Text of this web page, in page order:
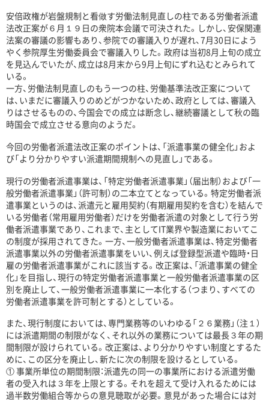
安倍政権が岩盤規制と看做す労働法制見直しの柱である労働者派遣
法改正案が６月１９日の衆院本会議で可決された。しかし、安保関連
法案の審議の影響もあり、参院での審議入りが遅れ、7月30日によう
やく参院厚生労働委員会で審議入りした。政府は当初8月上旬の成立
を見込んでいたが、成立は8月末から9月上旬にずれ込むとみられて
いる。
一方、労働法制見直しのもう一つの柱、労働基準法改正案について
は、いまだに審議入りのめどがつかないため、政府としては、審議入
りはさせるものの、今国会での成立は断念し、継続審議として秋の臨
時国会で成立させる意向のようだ。
今回の労働者派遣法改正案のポイントは、「派遣事業の健全化」およ
び「より分かりやすい派遣期間規制への見直し」である。
現行の労働者派遣事業は、「特定労働者派遣事業」（届出制）および「一
般労働者派遣事業」（許可制）の二本立てとなっている。特定労働者派
遣事業というのは、派遣元と雇用契約（有期雇用契約を含む）を結んで
いる労働者（常用雇用労働者）だけを労働者派遣の対象として行う労
働者派遣事業であり、これまで、主としてIT業界や製造業においてこ
の制度が採用されてきた。一方、一般労働者派遣事業は、特定労働者
派遣事業以外の労働者派遣事業をいい、例えば登録型派遣や臨時・日
雇の労働者派遣事業がこれに該当する。改正案は、「派遣事業の健全
化」を目指し、現行の特定労働者派遣事業と一般労働者派遣事業の区
別を廃止して、一般労働者派遣事業に一本化する（つまり、すべての
労働者派遣事業を許可制とする）としている。
また、現行制度においては、専門業務等のいわゆる「２６業務」（注１）
には派遣期間の制限がなく、それ以外の業務については最長３年の期
間制限が設けられている。改正案は、より分かりやすい制度とするた
めに、この区分を廃止し、新たに次の制限を設けるとしている。
① 事業所単位の期間制限：派遣先の同一の事業所における派遣労働
者の受入れは３年を上限とする。それを超えて受け入れるためには
過半数労働組合等からの意見聴取が必要。意見があった場合には対